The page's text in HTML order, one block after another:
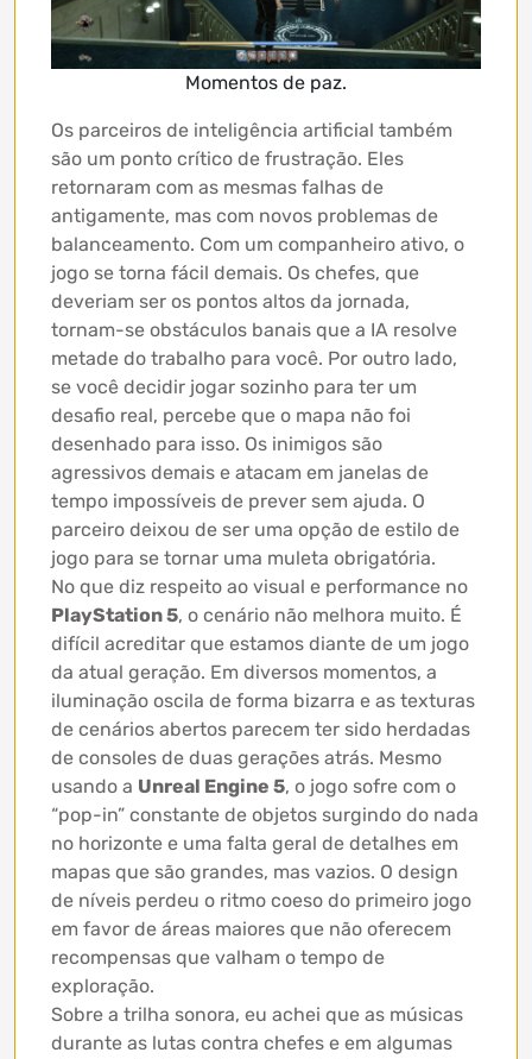
Momentos de paz.
Os parceiros de inteligência artificial também
são um ponto crítico de frustração. Eles
retornaram com as mesmas falhas de
antigamente, mas com novos problemas de
balanceamento. Com um companheiro ativo, o
jogo se torna fácil demais. Os chefes, que
deveriam ser os pontos altos da jornada,
tornam-se obstáculos banais que a IA resolve
metade do trabalho para você. Por outro lado,
se você decidir jogar sozinho para ter um
desafio real, percebe que o mapa não foi
desenhado para isso. Os inimigos são
agressivos demais e atacam em janelas de
tempo impossíveis de prever sem ajuda. O
parceiro deixou de ser uma opção de estilo de
jogo para se tornar uma muleta obrigatória.
No que diz respeito ao visual e performance no
PlayStation 5, o cenário não melhora muito. É
difícil acreditar que estamos diante de um jogo
da atual geração. Em diversos momentos, a
iluminação oscila de forma bizarra e as texturas
de cenários abertos parecem ter sido herdadas
de consoles de duas gerações atrás. Mesmo
usando a Unreal Engine 5, o jogo sofre com o
“pop-in” constante de objetos surgindo do nada
no horizonte e uma falta geral de detalhes em
mapas que são grandes, mas vazios. O design
de níveis perdeu o ritmo coeso do primeiro jogo
em favor de áreas maiores que não oferecem
recompensas que valham o tempo de
exploração.
Sobre a trilha sonora, eu achei que as músicas
durante as lutas contra chefes e em algumas